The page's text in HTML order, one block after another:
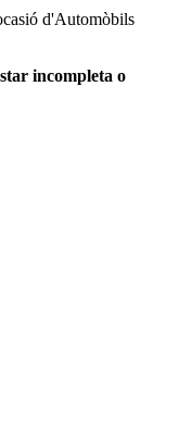
d'Automòbils
incompleta o